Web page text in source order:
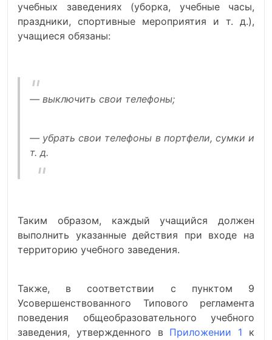
учебных заведениях (уборка, учебные часы,
праздники, спортивные мероприятия и т. д.),
учащиеся обязаны:
— выключить свои телефоны;
— убрать свои телефоны в портфели, сумки и
т. д.
Таким образом, каждый учащийся должен
выполнить указанные действия при входе на
территорию учебного заведения.
Также, в соответствии с пунктом 9
Усовершенствованного Типового регламента
поведения общеобразовательного учебного
заведения, утвержденного в Приложении 1 к